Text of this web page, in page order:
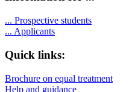
... Prospective students
... Applicants
Quick links:
Brochure on equal treatment
Help and guidance